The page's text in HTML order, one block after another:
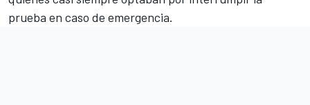
prueba en caso de emergencia.